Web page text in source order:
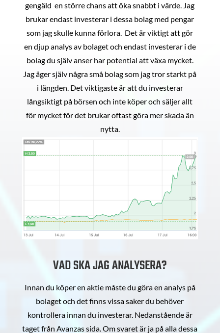
gengäld en större chans att öka snabbt i värde. Jag
brukar endast investerar i dessa bolag med pengar
som jag skulle kunna förlora. Det är viktigt att gör
en djup analys av bolaget och endast investerar i de
bolag du själv anser har potential att växa mycket.
Jag äger själv några små bolag som jag tror starkt på
i längden. Det viktigaste är att du investerar
långsiktigt på börsen och inte köper och säljer allt
för mycket för det brukar oftast göra mer skada än
nytta.
VAD SKA JAG ANALYSERA?
Innan du köper en aktie måste du göra en analys på
bolaget och det finns vissa saker du behöver
kontrollera innan du investerar. Nedanstående är
taget från Avanzas sida. Om svaret är ja på alla dessa